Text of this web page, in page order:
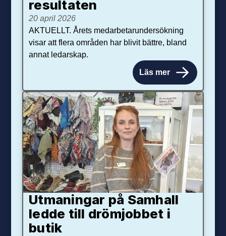
resultaten
20 april 2026
AKTUELLT. Årets medarbetarundersökning
visar att flera områden har blivit bättre, bland
annat ledarskap.
Läs mer
Utmaningar på Sam­hall
ledde till dröm­jobbet i
butik